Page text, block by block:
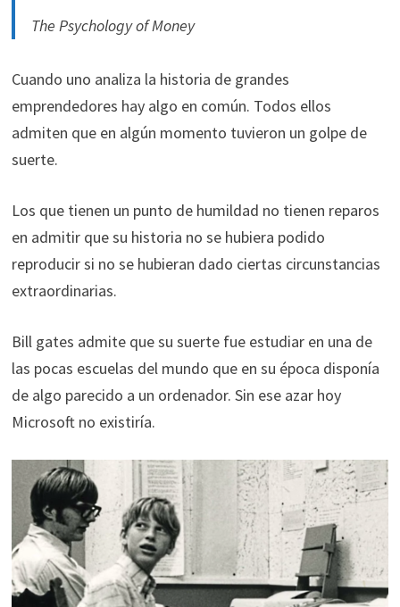
The Psychology of Money
Cuando uno analiza la historia de grandes
emprendedores hay algo en común. Todos ellos
admiten que en algún momento tuvieron un golpe de
suerte.
Los que tienen un punto de humildad no tienen reparos
en admitir que su historia no se hubiera podido
reproducir si no se hubieran dado ciertas circunstancias
extraordinarias.
Bill gates admite que su suerte fue estudiar en una de
las pocas escuelas del mundo que en su época disponía
de algo parecido a un ordenador. Sin ese azar hoy
Microsoft no existiría.